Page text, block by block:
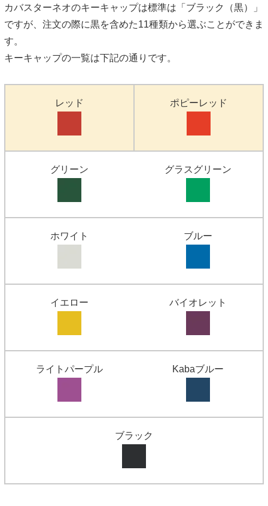
カバスターネオのキーキャップは標準は「ブラック（黒）」
ですが、注文の際に黒を含めた11種類から選ぶことができま
す。
キーキャップの一覧は下記の通りです。
レッド ポピーレッド
グリーン グラスグリーン
ホワイト ブルー
イエロー バイオレット
ライトパープル Kabaブルー
ブラック